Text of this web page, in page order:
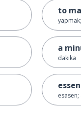
to
a
dakika
esasen;